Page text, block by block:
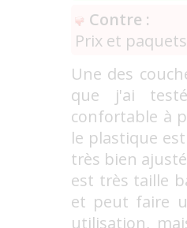
Contre :
Prix et
Une des
que j'ai
confortable à
le plastique
très bien
est très taille
et peut faire
utilisation,